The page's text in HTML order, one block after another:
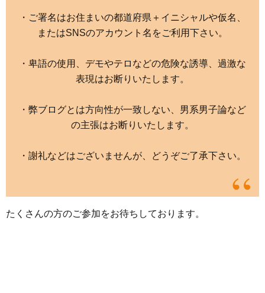
・ご署名はお住まいの都道府県＋イニシャルや仮名、
またはSNSのアカウント名をご利用下さい。
・卑語の使用、デモやテロなどの危険な誘導、過激な
表現はお断りいたします。
・弊ブログとは方向性が一致しない、男系男子論など
の主張はお断りいたします。
・謝礼などはございませんが、どうぞご了承下さい。
たくさんの方のご参加をお待ちしております。